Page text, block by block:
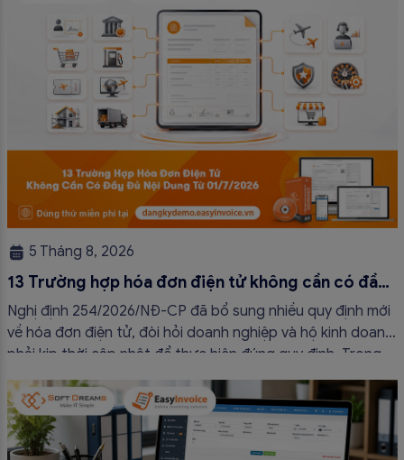
5 Tháng 8, 2026
13 Trường hợp hóa đơn điện tử không cần có đầy
đủ nội dung từ 01/7/2026
Nghị định 254/2026/NĐ-CP đã bổ sung nhiều quy định mới
về hóa đơn điện tử, đòi hỏi doanh nghiệp và hộ kinh doanh
phải kịp thời cập nhật để thực hiện đúng quy định. Trong
bài viết này, hóa đơn điện tử EasyInvoice sẽ chia sẻ 13
trường hợp hóa đơn điện tử không cần […]